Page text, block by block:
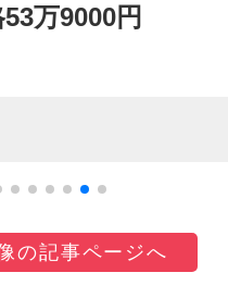
万9000円
の記事ページへ